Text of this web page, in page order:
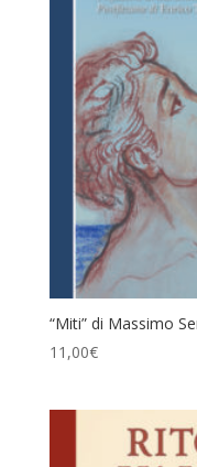
“Miti” di Massimo
11,00€